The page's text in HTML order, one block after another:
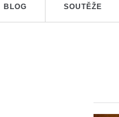
BLOG SOUTĚŽE